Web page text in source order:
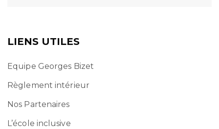
LIENS UTILES
Equipe Georges Bizet
Règlement intérieur
Nos Partenaires
L’école inclusive